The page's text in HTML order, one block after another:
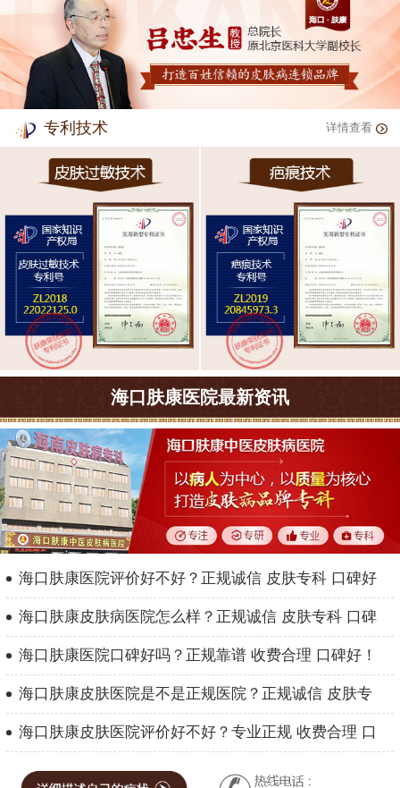
专利技术 详情查看
海口肤康医院最新资讯
海口肤康医院评价好不好？正规诚信 皮肤专科 口碑好
海口肤康皮肤病医院怎么样？正规诚信 皮肤专科 口碑
海口肤康医院口碑好吗？正规靠谱 收费合理 口碑好！
海口肤康皮肤医院是不是正规医院？正规诚信 皮肤专
海口肤康皮肤医院评价好不好？专业正规 收费合理 口